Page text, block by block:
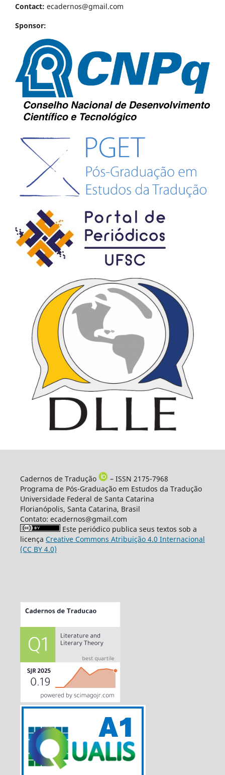
Contact: ecadernos@gmail.com
Sponsor:
Cadernos de Tradução
– ISSN 2175-7968
Programa de Pós-Graduação em Estudos da Tradução
Universidade Federal de Santa Catarina
Florianópolis, Santa Catarina, Brasil
Contato: ecadernos@gmail.com
Este periódico publica seus textos sob a
licença Creative Commons Atribuição 4.0 Internacional
(CC BY 4.0)